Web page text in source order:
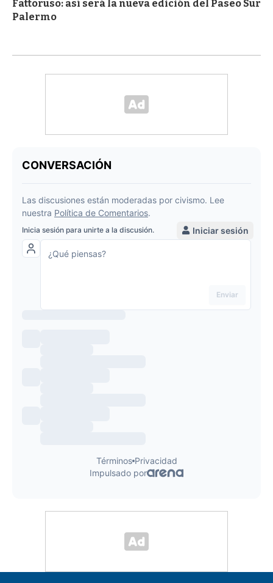
Fattoruso: así será la nueva edición del Paseo Sur
Palermo